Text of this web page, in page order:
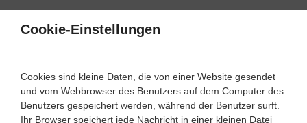
Direkt
Inhalt
Chemie 5. Klasse ‐ Abitur
Elektrophorese
Cookie-Einstellungen
Cookies sind kleine Daten, die von einer Website gesendet
und vom Webbrowser des Benutzers auf dem Computer des
Benutzers gespeichert werden, während der Benutzer surft.
Ihr Browser speichert jede Nachricht in einer kleinen Datei